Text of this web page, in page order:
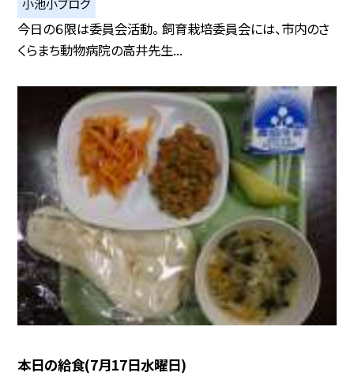
今日の６限は委員会活動。 飼育栽培委員会には、市内のさ
くらまち動物病院の高井先生...
本日の給食(7月17日水曜日)